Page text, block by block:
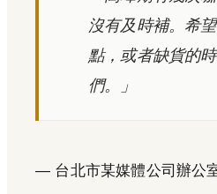
沒有及時補。希
點，或者缺貨的
們。」
— 台北市某媒體公司辦公